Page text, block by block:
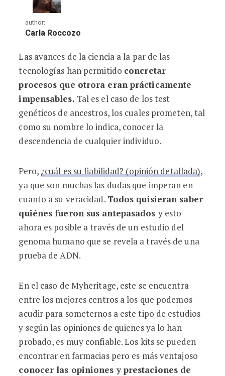
author:
Carla Roccozo
¿Es MyHeritage el mejor test genético
Las avances de la ciencia a la par de las
tecnologías han permitido concretar
procesos que otrora eran prácticamente
impensables. Tal es el caso de los test
genéticos de ancestros, los cuales prometen, tal
como su nombre lo indica, conocer la
descendencia de cualquier individuo.
Pero, ¿cuál es su fiabilidad? (opinión detallada),
ya que son muchas las dudas que imperan en
cuanto a su veracidad. Todos quisieran saber
quiénes fueron sus antepasados y esto
ahora es posible a través de un estudio del
genoma humano que se revela a través de una
prueba de ADN.
En el caso de Myheritage, este se encuentra
entre los mejores centros a los que podemos
acudir para someternos a este tipo de estudios
y según las opiniones de quienes ya lo han
probado, es muy confiable. Los kits se pueden
encontrar en farmacias pero es más ventajoso
conocer las opiniones y prestaciones de